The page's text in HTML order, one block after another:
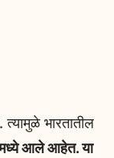
भारतातील
मध्ये आले आहेत. या